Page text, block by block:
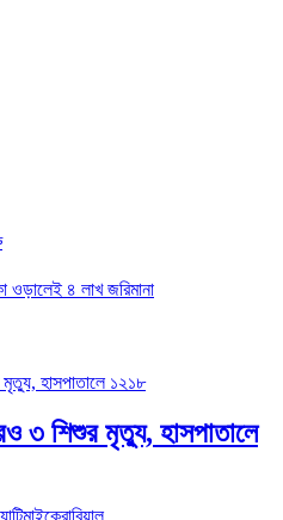
ওড়ালেই ৪ লাখ জরিমানা
৩ শিশুর মৃত্যু, হাসপাতালে